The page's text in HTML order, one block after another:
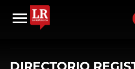
DIRECTORIO